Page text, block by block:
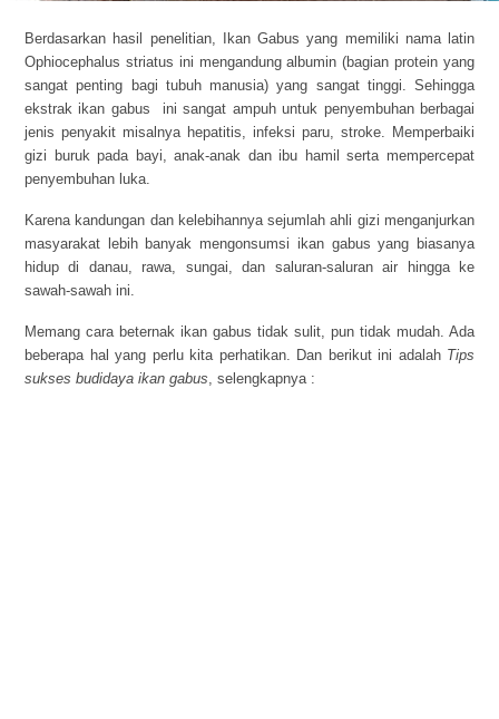
Berdasarkan hasil penelitian, Ikan Gabus yang memiliki nama latin
Ophiocephalus striatus ini mengandung albumin (bagian protein yang
sangat penting bagi tubuh manusia) yang sangat tinggi. Sehingga
ekstrak ikan gabus ini sangat ampuh untuk penyembuhan berbagai
jenis penyakit misalnya hepatitis, infeksi paru, stroke. Memperbaiki
gizi buruk pada bayi, anak-anak dan ibu hamil serta mempercepat
penyembuhan luka.
Karena kandungan dan kelebihannya sejumlah ahli gizi menganjurkan
masyarakat lebih banyak mengonsumsi ikan gabus yang biasanya
hidup di danau, rawa, sungai, dan saluran-saluran air hingga ke
sawah-sawah ini.
Memang cara beternak ikan gabus tidak sulit, pun tidak mudah. Ada
beberapa hal yang perlu kita perhatikan. Dan berikut ini adalah Tips
sukses budidaya ikan gabus, selengkapnya :